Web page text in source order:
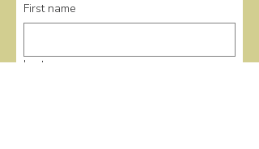
First name
Last name